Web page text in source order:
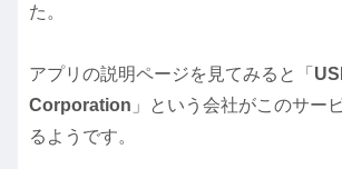
た。
アプリの説明ページを見てみると「
Corporation 」という会社がこのサー
るようです。